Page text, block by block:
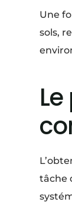
Une
sols,
tâche